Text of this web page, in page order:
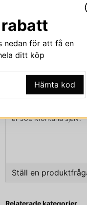
Beskrivning
Beskrivning av
JOE MONTANA
Joe Montana
Montana, och utgivet
lagen endast efter
är Joe Montana själv.
Ställ en
Fråga oss något
Relaterade kategorier
rabatt
nedan för att få en
ditt köp
Hämta kod